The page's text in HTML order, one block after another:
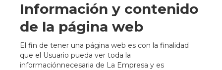
Información y contenido
de la página web
El fin de tener una página web es con la finalidad
que el Usuario pueda ver toda la
informaciónnecesaria de La Empresa y es